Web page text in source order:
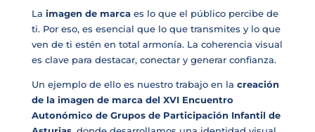
La imagen de marcaes lo que el público percibe de
ti. Por eso, es esencial que lo que transmites y lo que
ven de ti estén en total armonía. La coherencia visual
es clave para destacar, conectar y generar confianza.
Un ejemplo de ello es nuestro trabajo en la creación
de la imagen de marca del XVI Encuentro
Autonómico de Grupos de Participación Infantil de